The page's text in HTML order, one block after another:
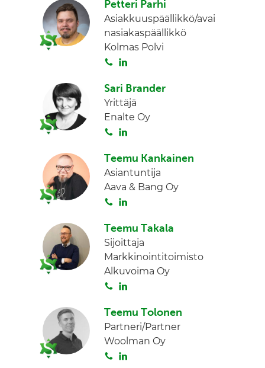
i
t
a
n
k
e
d
Petteri Parhi
Asiakkuuspäällikkö/avai
nasiakaspäällikkö
Kolmas Polvi
S
i
t
a
n
k
e
n
Sari Brander
Yrittäjä
Enalte Oy
S
i
t
a
n
k
e
n
Teemu Kankainen
Asiantuntija
Aava & Bang Oy
S
i
t
a
n
k
e
d
Teemu Takala
Sijoittaja
Markkinointitoimisto
Alkuvoima Oy
S
i
t
a
n
k
e
Teemu Tolonen
Partneri/Partner
Woolman Oy
S